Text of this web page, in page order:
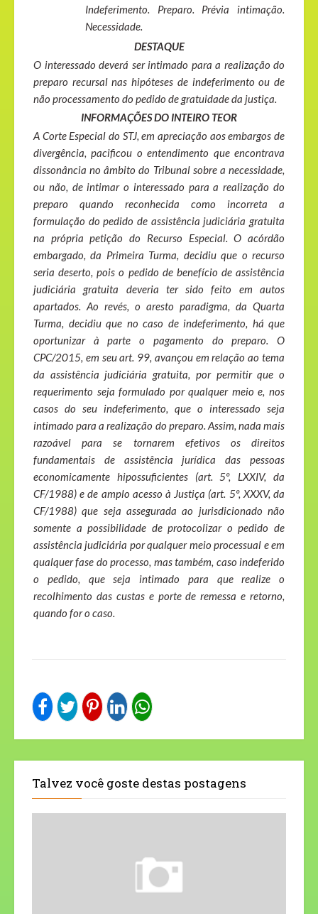
Indeferimento. Preparo. Prévia intimação.
Necessidade.
DESTAQUE
O interessado deverá ser intimado para a realização do
preparo recursal nas hipóteses de indeferimento ou de
não processamento do pedido de gratuidade da justiça.
INFORMAÇÕES DO INTEIRO TEOR
A Corte Especial do STJ, em apreciação aos embargos de
divergência, pacificou o entendimento que encontrava
dissonância no âmbito do Tribunal sobre a necessidade,
ou não, de intimar o interessado para a realização do
preparo quando reconhecida como incorreta a
formulação do pedido de assistência judiciária gratuita
na própria petição do Recurso Especial. O acórdão
embargado, da Primeira Turma, decidiu que o recurso
seria deserto, pois o pedido de benefício de assistência
judiciária gratuita deveria ter sido feito em autos
apartados. Ao revés, o aresto paradigma, da Quarta
Turma, decidiu que no caso de indeferimento, há que
oportunizar à parte o pagamento do preparo. O
CPC/2015, em seu art. 99, avançou em relação ao tema
da assistência judiciária gratuita, por permitir que o
requerimento seja formulado por qualquer meio e, nos
casos do seu indeferimento, que o interessado seja
intimado para a realização do preparo. Assim, nada mais
razoável para se tornarem efetivos os direitos
fundamentais de assistência jurídica das pessoas
economicamente hipossuficientes (art. 5º, LXXIV, da
CF/1988) e de amplo acesso à Justiça (art. 5º, XXXV, da
CF/1988) que seja assegurada ao jurisdicionado não
somente a possibilidade de protocolizar o pedido de
assistência judiciária por qualquer meio processual e em
qualquer fase do processo, mas também, caso indeferido
o pedido, que seja intimado para que realize o
recolhimento das custas e porte de remessa e retorno,
quando for o caso.
Talvez você goste destas postagens